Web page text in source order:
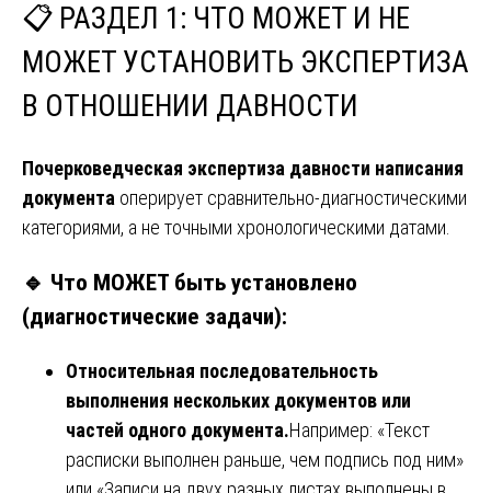
📋 РАЗДЕЛ 1: ЧТО МОЖЕТ И НЕ
МОЖЕТ УСТАНОВИТЬ ЭКСПЕРТИЗА
В ОТНОШЕНИИ ДАВНОСТИ
Почерковедческая экспертиза давности написания
документа оперирует сравнительно-диагностическими
категориями, а не точными хронологическими датами.
🔹 Что МОЖЕТ быть установлено
(диагностические задачи):
Относительная последовательность
выполнения нескольких документов или
частей одного документа.Например: «Текст
расписки выполнен раньше, чем подпись под ним»